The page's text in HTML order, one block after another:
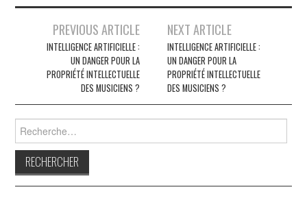
Navigation
articles
PREVIOUS ARTICLE
INTELLIGENCE ARTIFICIELLE :
UN DANGER POUR LA
PROPRIÉTÉ INTELLECTUELLE
DES MUSICIENS ?
NEXT ARTICLE
INTELLIGENCE ARTIFICIELLE :
UN DANGER POUR LA
PROPRIÉTÉ INTELLECTUELLE
DES MUSICIENS ?